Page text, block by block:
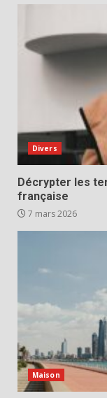
Divers
Décrypter les
française
7 mars 2026
Maison